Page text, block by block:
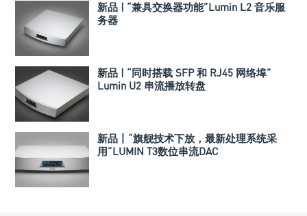
新品 | “兼具交换器功能”Lumin L2 音乐服
务器
新品 | “同时搭载 SFP 和 RJ45 网络埠”
Lumin U2 串流播放转盘
新品丨“旗舰技术下放，最新处理系统采
用”LUMIN T3数位串流DAC